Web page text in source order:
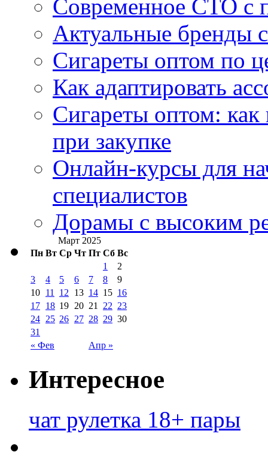
Современное СТО с
Актуальные бренды
Сигареты оптом по
Как адаптировать
Сигареты оптом:
при закупке
Онлайн-курсы для
специалистов
Дорамы с высоким
Март 2025
Пн Вт Ср Чт Пт Сб Вс
« Фев Апр »
1
2
3
4 5 6 7 8
9
10 11 12 13 14 15 16
17 18 19 20 21 22 23
24 25 26 27 28 29 30
31
Интересное
чат рулетка 18+ пары